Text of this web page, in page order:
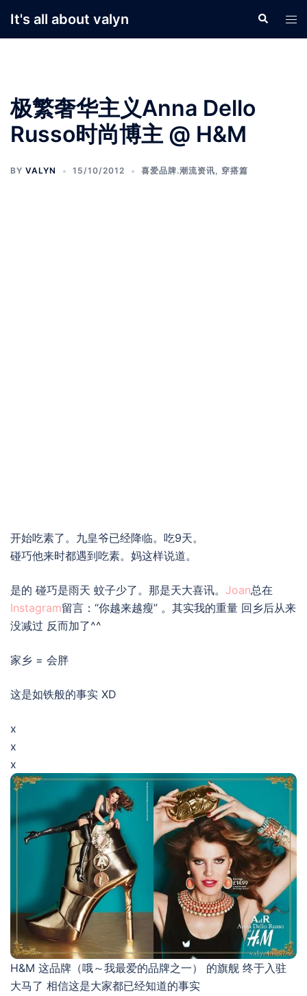
It's all about valyn Search
极繁奢华主义Anna Dello
Russo时尚博主 @ H&M
BY VALYN 15/10/2012 喜爱品牌.潮流资讯, 穿搭篇
开始吃素了。九皇爷已经降临。吃9天。
碰巧他来时都遇到吃素。妈这样说道。
是的 碰巧是雨天 蚊子少了。那是天大喜讯。 Joan总在
Instagram留言：“你越来越瘦” 。其实我的重量 回乡后从来
没减过 反而加了^^
家乡 = 会胖
这是如铁般的事实 XD
x
x
x
H&M 这品牌（哦～我最爱的品牌之一） 的旗舰 终于入驻
大马了 相信这是大家都已经知道的事实